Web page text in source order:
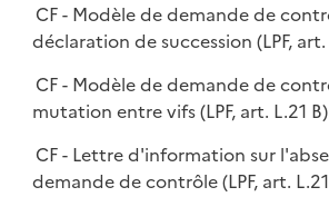
CF - Modèle de demande de
déclaration de succession (LPF, art.
CF - Modèle de demande de
mutation entre vifs (LPF, art. L.21 B)
CF - Lettre d'information sur
demande de contrôle (LPF, art.